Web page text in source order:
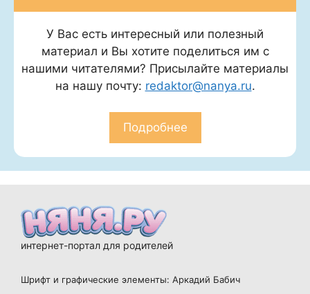
У Вас есть интересный или полезный
материал и Вы хотите поделиться им с
нашими читателями? Присылайте материалы
на нашу почту: redaktor@nanya.ru.
Подробнее
интернет-портал для родителей
Шрифт и графические элементы: Аркадий Бабич